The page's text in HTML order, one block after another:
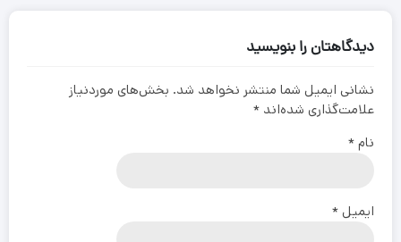
دیدگاهتان را بنویسید
نشانی ایمیل شما منتشر نخواهد شد. بخش‌های موردنیاز
علامت‌گذاری شده‌اند *
نام*
ایمیل*